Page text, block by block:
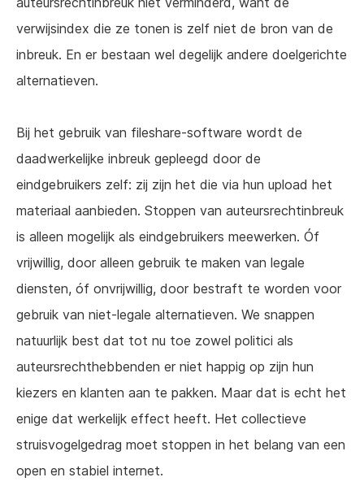
verwijsindex die ze tonen is zelf niet de bron van de
inbreuk. En er bestaan wel degelijk andere doelgerichte
alternatieven.
Bij het gebruik van fileshare-software wordt de
daadwerkelijke inbreuk gepleegd door de
eindgebruikers zelf: zij zijn het die via hun upload het
materiaal aanbieden. Stoppen van auteursrechtinbreuk
is alleen mogelijk als eindgebruikers meewerken. Óf
vrijwillig, door alleen gebruik te maken van legale
diensten, óf onvrijwillig, door bestraft te worden voor
gebruik van niet-legale alternatieven. We snappen
natuurlijk best dat tot nu toe zowel politici als
auteursrechthebbenden er niet happig op zijn hun
kiezers en klanten aan te pakken. Maar dat is echt het
enige dat werkelijk effect heeft. Het collectieve
struisvogelgedrag moet stoppen in het belang van een
open en stabiel internet.